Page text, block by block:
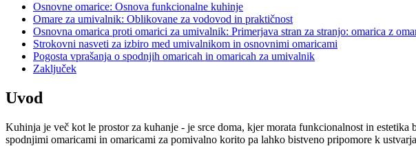
Osnovne omarice: Osnova funkcionalne kuhinje
Omare za umivalnik: Oblikovane za vodovod in praktičnost
Osnovna omarica proti omarici za umivalnik: Primerjava stran za stranjo: omarica z
Strokovni nasveti za izbiro med umivalnikom in osnovnimi omaricami
Pogosta vprašanja o spodnjih omaricah in omaricah za umivalnik
Zaključek
Uvod
Kuhinja je več kot le prostor za kuhanje - je srce doma, kjer morata funkcionalnost in
spodnjimi omaricami in omaricami za pomivalno korito pa lahko bistveno pripomore k